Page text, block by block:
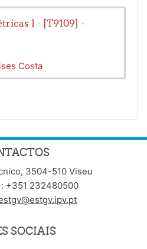
I - [T9109] -
Costa
3504-510 Viseu
+351 232480500
SOCIAIS